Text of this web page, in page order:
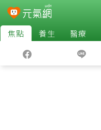
焦點 養生 醫療